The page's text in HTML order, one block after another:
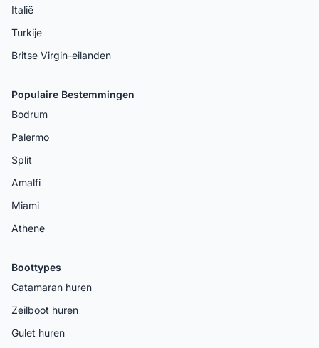
Italië
Turkije
Britse Virgin-eilanden
Populaire Bestemmingen
Bodrum
Palermo
Split
Amalfi
Miami
Athene
Boottypes
Catamaran huren
Zeilboot huren
Gulet huren